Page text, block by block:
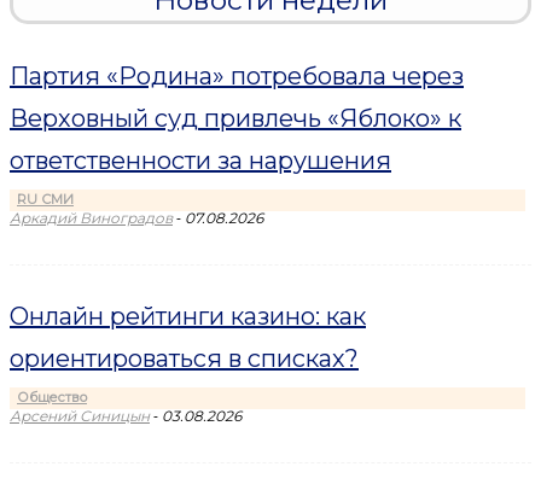
Партия «Родина» потребовала через
Верховный суд привлечь «Яблоко» к
ответственности за нарушения
RU СМИ
Аркадий Виноградов - 07.08.2026
Онлайн рейтинги казино: как
ориентироваться в списках?
Общество
Арсений Синицын - 03.08.2026